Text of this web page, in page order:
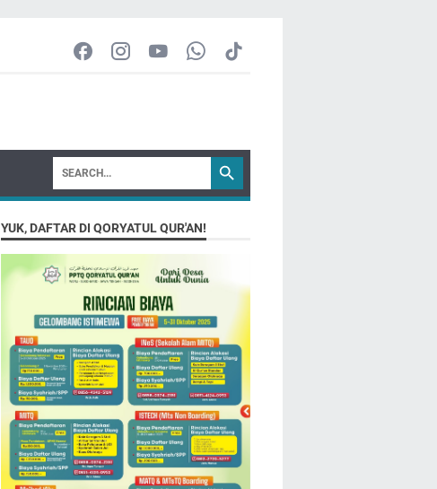
YUK, DAFTAR DI QORYATUL QUR'AN!